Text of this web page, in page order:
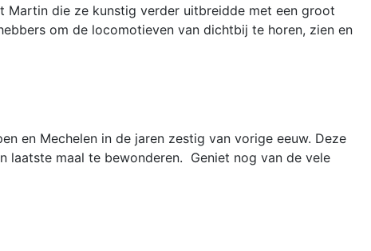
Martin die ze kunstig verder uitbreidde met een groot
om de locomotieven van dichtbij te horen, zien en
en Mechelen in de jaren zestig van vorige eeuw. Deze
laatste maal te bewonderen. Geniet nog van de vele